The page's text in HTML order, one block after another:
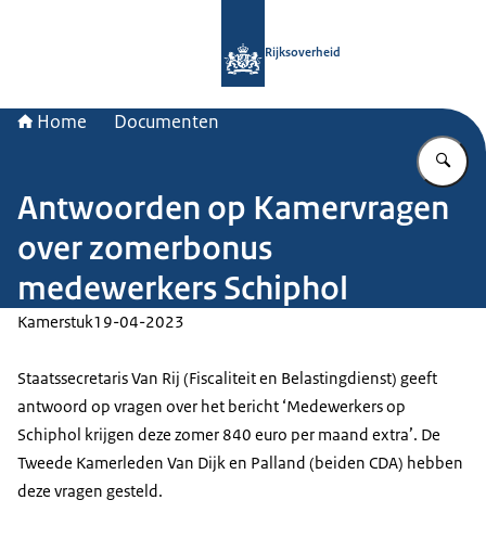
Rijksoverheid
Home Documenten
Antwoorden op Kamervragen
over zomerbonus
medewerkers Schiphol
Kamerstuk19-04-2023
Staatssecretaris Van Rij (Fiscaliteit en Belastingdienst) geeft
antwoord op vragen over het bericht ‘Medewerkers op
Schiphol krijgen deze zomer 840 euro per maand extra’. De
Tweede Kamerleden Van Dijk en Palland (beiden CDA) hebben
deze vragen gesteld.